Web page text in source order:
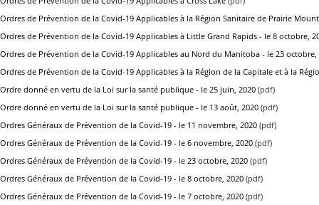
Ordres de Prévention de la Covid-19 Applicables à la Région Sanitaire de Prairie
Ordres de Prévention de la Covid-19 Applicables à Little Grand Rapids - le 8 octobre,
Ordres de Prévention de la Covid-19 Applicables au Nord du Manitoba - le 23 octobre,
Ordres de Prévention de la Covid-19 Applicables à la Région de la Capitale et à la
Ordre donné en vertu de la Loi sur la santé publique - le 25 juin, 2020 (pdf)
Ordre donné en vertu de la Loi sur la santé publique - le 13 août, 2020 (pdf)
Ordres Généraux de Prévention de la Covid-19 - le 11 novembre, 2020 (pdf)
Ordres Généraux de Prévention de la Covid-19 - le 6 novembre, 2020 (pdf)
Ordres Généraux de Prévention de la Covid-19 - le 23 octobre, 2020 (pdf)
Ordres Généraux de Prévention de la Covid-19 - le 8 octobre, 2020 (pdf)
Ordres Généraux de Prévention de la Covid-19 - le 7 octobre, 2020 (pdf)